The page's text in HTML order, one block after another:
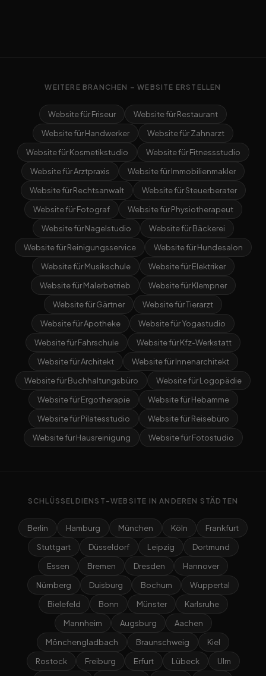
WEITERE BRANCHEN – WEBSITE ERSTELLEN
Website für Friseur
Website für Restaurant
Website für Handwerker
Website für Zahnarzt
Website für Kosmetikstudio
Website für Fitnessstudio
Website für Arztpraxis
Website für Immobilienmakler
Website für Rechtsanwalt
Website für Steuerberater
Website für Fotograf
Website für Physiotherapeut
Website für Nagelstudio
Website für Bäckerei
Website für Reinigungsservice
Website für Hundesalon
Website für Musikschule
Website für Elektriker
Website für Malerbetrieb
Website für Klempner
Website für Gärtner
Website für Tierarzt
Website für Apotheke
Website für Yogastudio
Website für Fahrschule
Website für Kfz-Werkstatt
Website für Architekt
Website für Innenarchitekt
Website für Buchhaltungsbüro
Website für Logopädie
Website für Ergotherapie
Website für Hebamme
Website für Pilatesstudio
Website für Reisebüro
Website für Hausreinigung
Website für Fotostudio
SCHLÜSSELDIENST-WEBSITE IN ANDEREN STÄDTEN
Berlin Hamburg München Köln
Frankfurt
Stuttgart
Düsseldorf Leipzig
Dortmund
Essen
Bremen Dresden
Hannover
Nürnberg
Duisburg Bochum
Wuppertal
Bielefeld
Bonn Münster
Karlsruhe
Mannheim
Augsburg
Aachen
Mönchengladbach
Braunschweig
Kiel
Rostock
Freiburg Erfurt Lübeck
Ulm